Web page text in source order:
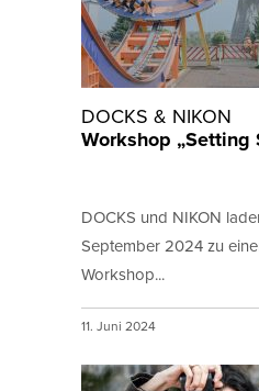
DOCKS & NIKON
Workshop „Setting
DOCKS und NIKON
September 2024 zu
Workshop...
11. Juni 2024